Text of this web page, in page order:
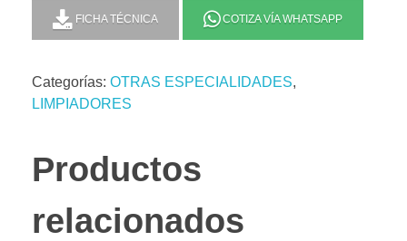
FICHA TÉCNICA COTIZA VÍA WHATSAPP
Categorías: OTRAS ESPECIALIDADES,
LIMPIADORES
Productos
relacionados